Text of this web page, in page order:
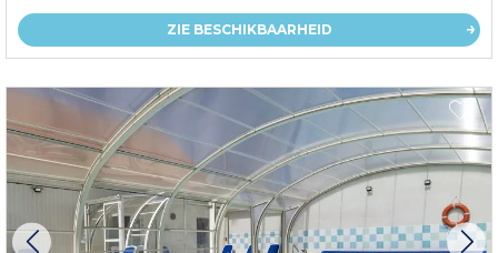
ZIE BESCHIKBAARHEID